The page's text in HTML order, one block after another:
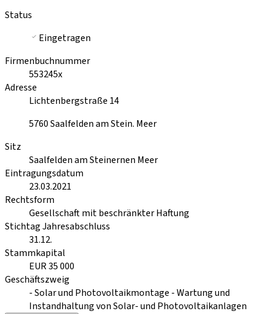
Status
Eingetragen
Firmenbuchnummer
553245x
Adresse
Lichtenbergstraße 14
5760Saalfelden am Stein. Meer
Sitz
Saalfelden am Steinernen Meer
Eintragungsdatum
23.03.2021
Rechtsform
Gesellschaft mit beschränkter Haftung
Stichtag Jahresabschluss
31.12.
Stammkapital
EUR 35 000
Geschäftszweig
- Solar und Photovoltaikmontage - Wartung und
Instandhaltung von Solar- und Photovoltaikanlagen